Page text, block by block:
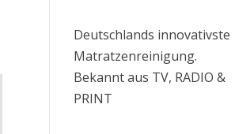
Deutschlands innovativste
Matratzenreinigung.
Bekannt aus TV, RADIO &
PRINT